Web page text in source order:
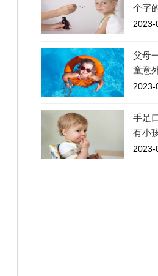
个字
2023-
父母
童意
2023-
手足
有小
2023-